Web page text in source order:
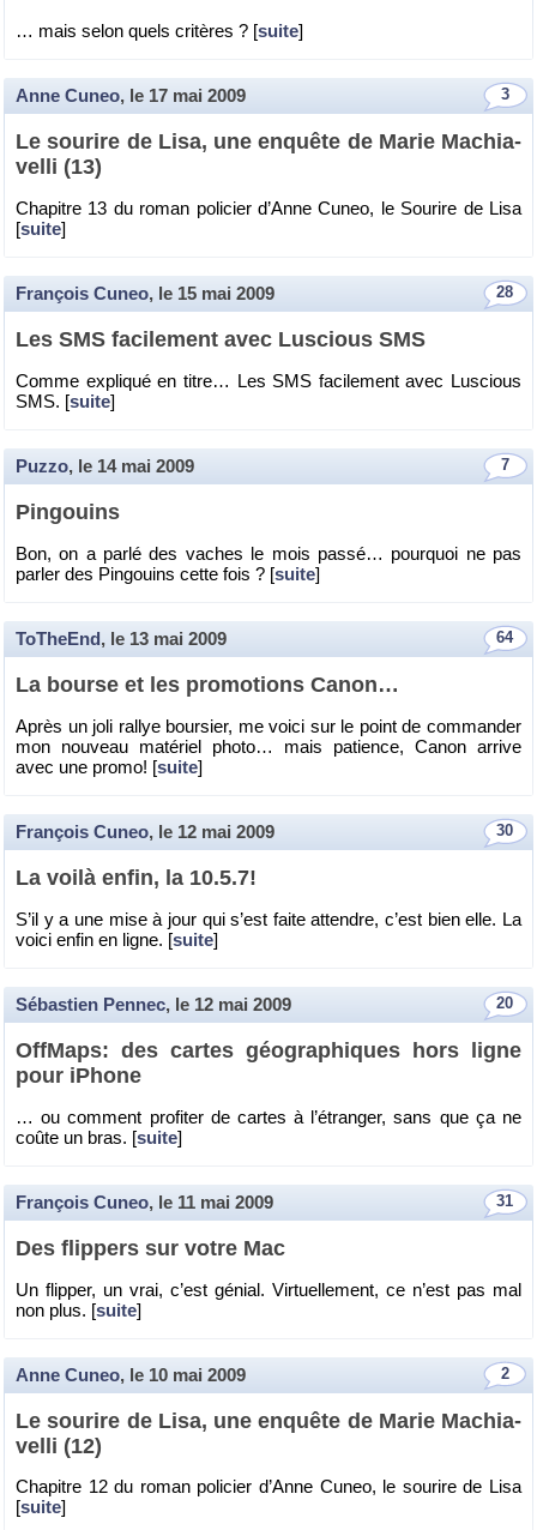
… mais selon quels cri­tères ? [suite]
3
Anne Cuneo, le 17 mai 2009
Le sou­rire de Lisa, une en­quête de Marie Ma­chia­
velli (13)
Cha­pitre 13 du roman po­li­cier d’Anne Cuneo, le Sou­rire de Lisa
[suite]
28
François Cuneo, le 15 mai 2009
Les SMS fa­ci­le­ment avec Lus­cious SMS
Comme ex­pli­qué en titre… Les SMS fa­ci­le­ment avec Lus­cious
SMS. [suite]
7
Puzzo, le 14 mai 2009
Pin­gouins
Bon, on a parlé des vaches le mois passé… pour­quoi ne pas
par­ler des Pin­gouins cette fois ? [suite]
64
ToTheEnd, le 13 mai 2009
La bourse et les pro­mo­tions Canon…
Après un joli ral­lye bour­sier, me voici sur le point de com­man­der
mon nou­veau ma­té­riel photo… mais pa­tience, Canon ar­rive
avec une promo! [suite]
30
François Cuneo, le 12 mai 2009
La voilà enfin, la 10.5.7!
S’il y a une mise à jour qui s’est faite at­tendre, c’est bien elle. La
voici enfin en ligne. [suite]
20
Sébastien Pennec, le 12 mai 2009
Off­Maps: des cartes géo­gra­phiques hors ligne
pour iPhone
… ou com­ment pro­fi­ter de cartes à l’étran­ger, sans que ça ne
coûte un bras. [suite]
31
François Cuneo, le 11 mai 2009
Des flip­pers sur votre Mac
Un flip­per, un vrai, c’est gé­nial. Vir­tuel­le­ment, ce n’est pas mal
non plus. [suite]
2
Anne Cuneo, le 10 mai 2009
Le sou­rire de Lisa, une en­quête de Marie Ma­chia­
velli (12)
Cha­pitre 12 du roman po­li­cier d’Anne Cuneo, le sou­rire de Lisa
[suite]